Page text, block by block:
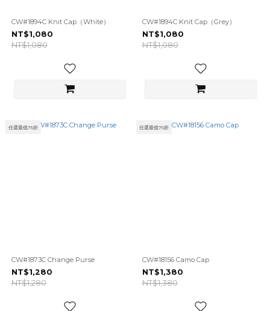
CW#1894C Knit Cap（White）
NT$1,080
NT$1,080
CW#1894C Knit Cap（Grey）
NT$1,080
NT$1,080
任選最低75折
CW#1873C Change Purse
NT$1,280
NT$1,280
任選最低75折
CW#18156 Camo Cap
NT$1,380
NT$1,380